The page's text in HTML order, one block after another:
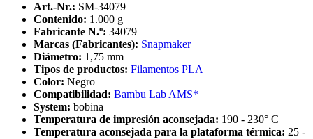
Art.-Nr.: SM-34079
Contenido: 1.000 g
Fabricante N.º: 34079
Marcas (Fabricantes): Snapmaker
Diámetro: 1,75 mm
Tipos de productos: Filamentos PLA
Color: Negro
Compatibilidad: Bambu Lab AMS*
System: bobina
Temperatura de impresión aconsejada: 190 - 230° C
Temperatura aconsejada para la plataforma térmica: 25 -